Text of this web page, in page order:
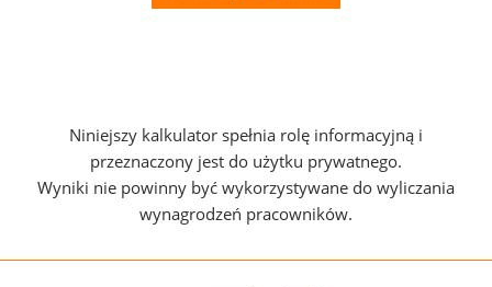
Niniejszy kalkulator spełnia rolę informacyjną i
przeznaczony jest do użytku prywatnego.
Wyniki nie powinny być wykorzystywane do wyliczania
wynagrodzeń pracowników.